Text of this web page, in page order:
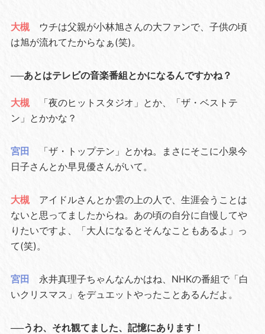
大槻
ウチは父親が小林旭さんの大ファンで、子供の頃
は旭が流れてたからなぁ(笑)。
──あとはテレビの音楽番組とかになるんですかね？
大槻
「夜のヒットスタジオ」とか、「ザ・ベストテ
ン」とかかな？
宮田
「ザ・トップテン」とかね。まさにそこに小泉今
日子さんとか早見優さんがいて。
大槻
アイドルさんとか雲の上の人で、生涯会うことは
ないと思ってましたからね。あの頃の自分に自慢してや
りたいですよ、「大人になるとそんなこともあるよ」っ
て(笑)。
宮田
永井真理子ちゃんなんかはね、NHKの番組で「白
いクリスマス」をデュエットやったことあるんだよ。
──うわ、それ観てました、記憶にあります！